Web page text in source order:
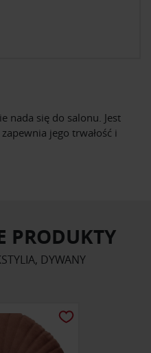
nada się do salonu. Jest
jego trwałość i
PRODUKTY
DYWANY